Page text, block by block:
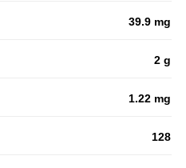
39.9 mg
2 g
1.22 mg
128